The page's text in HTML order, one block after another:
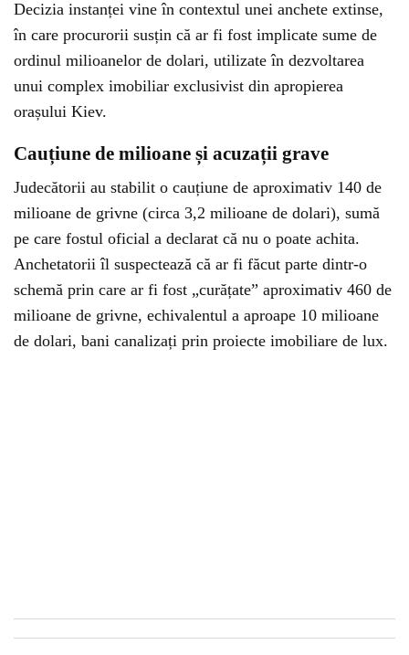
Decizia instanței vine în contextul unei anchete extinse,
în care procurorii susțin că ar fi fost implicate sume de
ordinul milioanelor de dolari, utilizate în dezvoltarea
unui complex imobiliar exclusivist din apropierea
orașului Kiev.
Cauțiune de milioane și acuzații grave
Judecătorii au stabilit o cauțiune de aproximativ 140 de
milioane de grivne (circa 3,2 milioane de dolari), sumă
pe care fostul oficial a declarat că nu o poate achita.
Anchetatorii îl suspectează că ar fi făcut parte dintr-o
schemă prin care ar fi fost „curățate” aproximativ 460 de
milioane de grivne, echivalentul a aproape 10 milioane
de dolari, bani canalizați prin proiecte imobiliare de lux.